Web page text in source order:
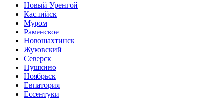
Новый Уренгой
Каспийск
Муром
Раменское
Новошахтинск
Жуковский
Северск
Пушкино
Ноябрьск
Евпатория
Ессентуки